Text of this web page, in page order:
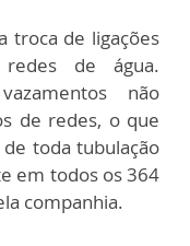
troca de ligações
redes de água.
não
de redes, o que
toda tubulação
em todos os 364
companhia.